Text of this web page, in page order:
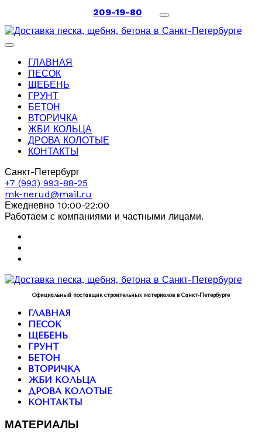
209-19-80
ГЛАВНАЯ
ПЕСОК
ЩЕБЕНЬ
ГРУНТ
БЕТОН
ВТОРИЧКА
ЖБИ КОЛЬЦА
ДРОВА КОЛОТЫЕ
КОНТАКТЫ
Санкт-Петербург
+7 (993) 993-88-25
mk-nerud@mail.ru
Ежедневно 10:00-22:00
Работаем с компаниями и частными лицами.
Официальный поставщик строительных материалов в Санкт-Петербурге
ГЛАВНАЯ
ПЕСОК
ЩЕБЕНЬ
ГРУНТ
БЕТОН
ВТОРИЧКА
ЖБИ КОЛЬЦА
ДРОВА КОЛОТЫЕ
КОНТАКТЫ
МАТЕРИАЛЫ